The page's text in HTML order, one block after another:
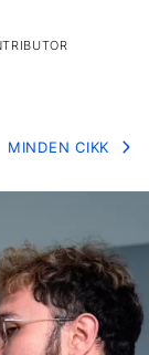
MINDEN CIKK